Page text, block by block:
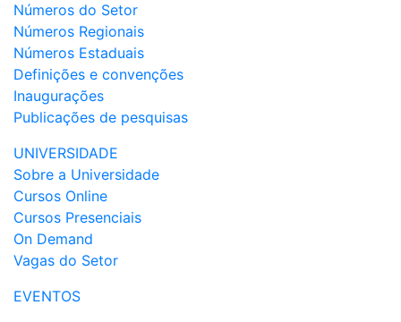
Números do Setor
Números Regionais
Números Estaduais
Definições e convenções
Inaugurações
Publicações de pesquisas
UNIVERSIDADE
Sobre a Universidade
Cursos Online
Cursos Presenciais
On Demand
Vagas do Setor
EVENTOS